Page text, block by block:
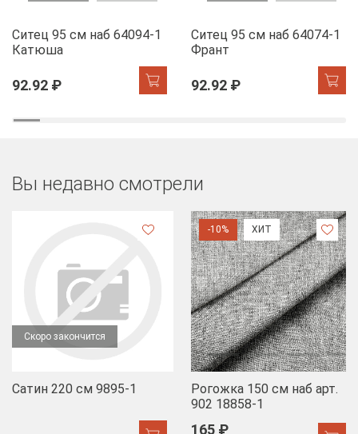
Ситец 95 см наб 64094-1
Катюша
92.92 ₽
Ситец 95 см наб 64074-1
Франт
92.92 ₽
Вы недавно смотрели
Скоро закончится
Сатин 220 см 9895-1
-10% ХИТ
Рогожка 150 см наб арт.
902 18858-1
165 ₽